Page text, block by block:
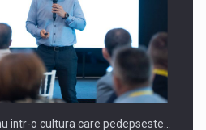
intr-o cultura care pedepseste…